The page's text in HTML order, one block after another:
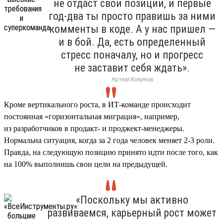
не отдаст свои позиции, и первые
год-два ты просто правишь за ними
комменты в коде. А у нас пришел —
и в бой. Да, есть определенный
стресс поначалу, но и прогресс
не заставит себя ждать».
Артем Кокунов
Кроме вертикального роста, в ИТ-команде происходит
постоянная «горизонтальная миграция», например,
из разработчиков в продакт- и проджект-менеджеры.
Нормальна ситуация, когда за 2 года человек меняет 2-3 роли.
Правда, на следующую позицию принято идти после того, как
на 100% выполнишь свои цели на предыдущей.
«Поскольку мы активно
развиваемся, карьерный рост может